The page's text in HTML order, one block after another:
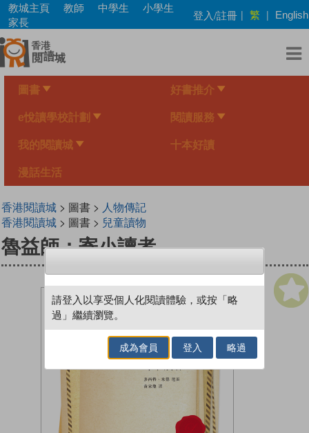
Skip
main
content
教城主頁 教師 中學生
小學生
家長
登入/註冊 | 繁 | English
圖書 好書推介
e悅讀學校計劃 閱讀服務
我的閱讀城 十本好讀
漫話生活
香港閱讀城> 圖書 > 人物傳記
香港閱讀城> 圖書 > 兒童讀物
魯益師：寄小讀者
請登入以享受個人化閱讀體驗，或按「略
過」繼續瀏覽。
成為會員 登入 略過